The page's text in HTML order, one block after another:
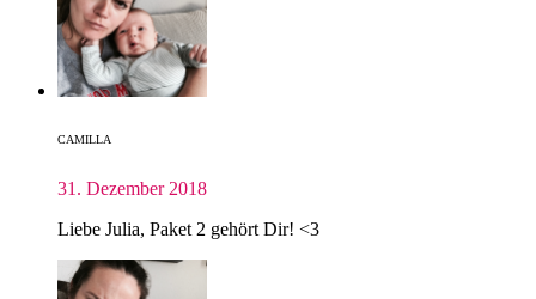
CAMILLA
31. Dezember 2018
Liebe Julia, Paket 2 gehört Dir! <3